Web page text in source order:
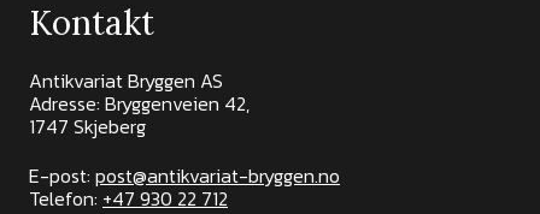
Kontakt
Antikvariat Bryggen AS
Adresse: Bryggenveien 42,
1747 Skjeberg
E-post: post@antikvariat-bryggen.no
Telefon: +47 930 22 712